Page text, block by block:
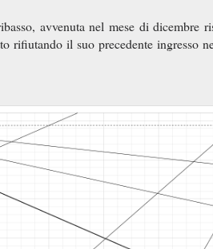
avvenuta nel mese di dicembre
rifiutando il suo precedente ingresso